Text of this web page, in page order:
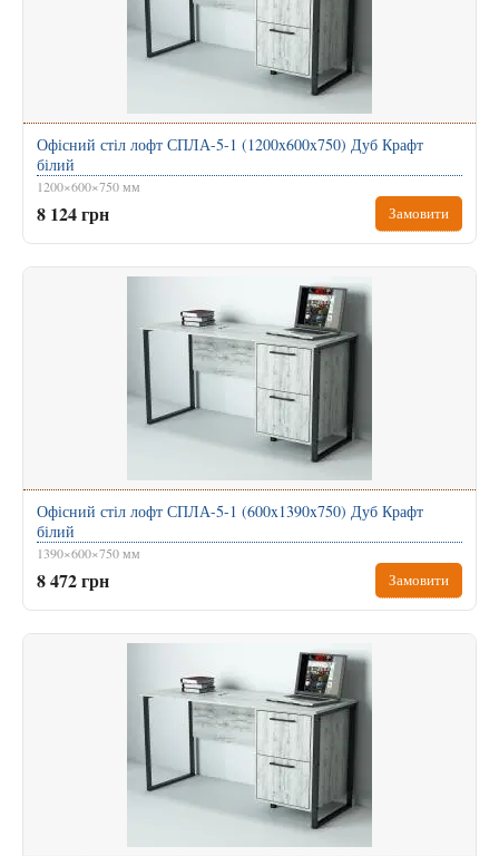
Офісний стіл лофт СПЛА-5-1 (1200x600x750) Дуб Крафт
білий
1200×600×750 мм
8 124 грн Замовити
Офісний стіл лофт СПЛА-5-1 (600x1390x750) Дуб Крафт
білий
1390×600×750 мм
8 472 грн Замовити